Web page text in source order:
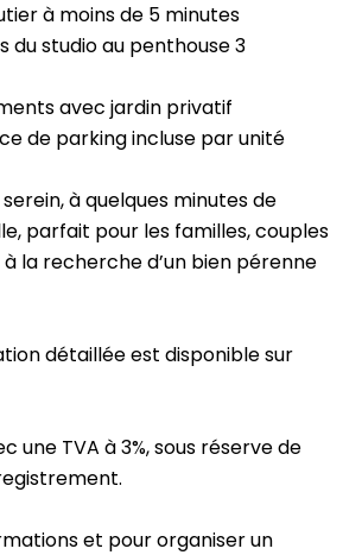
à moins de 5 minutes
studio au penthouse 3
avec jardin privatif
de parking incluse par unité
à quelques minutes de
parfait pour les familles, couples
la recherche d’un bien pérenne
détaillée est disponible sur
une TVA à 3%, sous réserve de
et pour organiser un